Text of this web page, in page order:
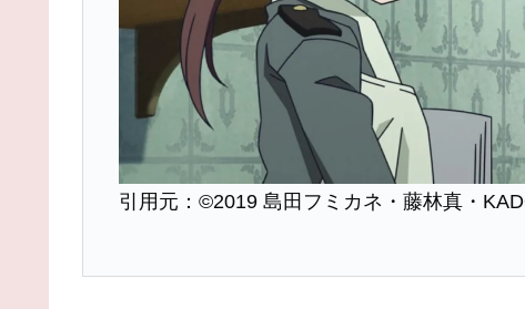
引用元：©2019 島田フミカネ・藤林真・